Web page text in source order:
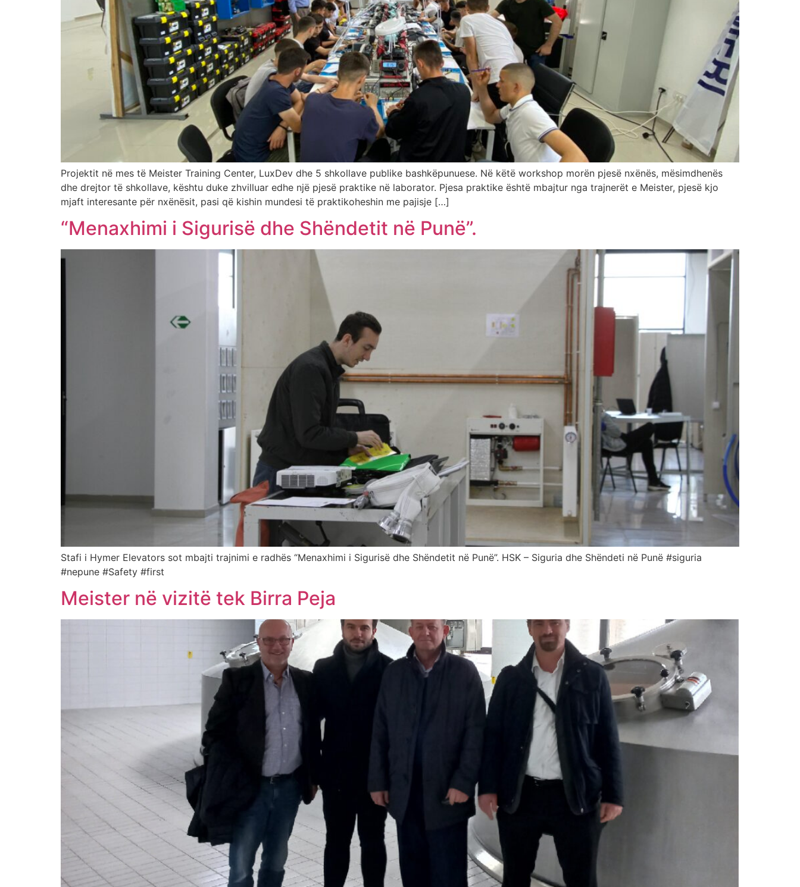
Projektit në mes të Meister Training Center, LuxDev dhe 5 shkollave publike bashkëpunuese. Në këtë workshop morën pjesë nxënës, mësimdhenës
dhe drejtor të shkollave, kështu duke zhvilluar edhe një pjesë praktike në laborator. Pjesa praktike është mbajtur nga trajnerët e Meister, pjesë kjo
mjaft interesante për nxënësit, pasi që kishin mundesi të praktikoheshin me pajisje […]
“Menaxhimi i Sigurisë dhe Shëndetit në Punë”.
Stafi i Hymer Elevators sot mbajti trajnimi e radhës “Menaxhimi i Sigurisë dhe Shëndetit në Punë”. HSK – Siguria dhe Shëndeti në Punë #siguria
#nepune #Safety #first
Meister në vizitë tek Birra Peja